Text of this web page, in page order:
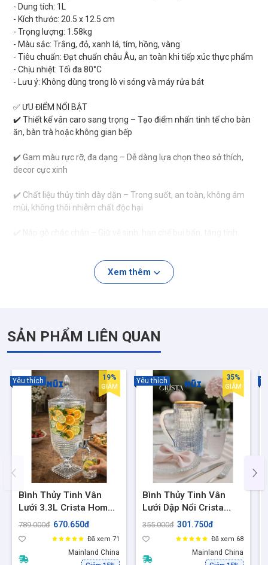
- Dung tích: 1L
- Kích thước: 20.5 x 12.5 cm
- Trọng lượng: 1.58kg
- Màu sắc: Trắng, đỏ, xanh lá, tím, hồng, vàng
- Tiêu chuẩn: Đạt chuẩn châu Âu, an toàn khi tiếp xúc thực phẩm
- Chịu nhiệt: Tối đa 80°C
- Lưu ý: Không dùng trong lò vi sóng và máy rửa bát
✅ ƯU ĐIỂM NỔI BẬT
✔️ Thiết kế vân caro sang trọng – Tạo điểm nhấn tinh tế cho bàn
ăn, bàn trà hoặc không gian bếp
✔️ Gam màu rực rỡ, đa dạng – Dễ dàng lựa chọn theo sở thích,
decor cực xinh
✔️ Chất liệu thủy tinh dày dặn – Trong suốt, an toàn, không ám
mùi, không thôi nhiễm chất độc hại
✔️ Dung tích 1L tiện dụng – Phù hợp nhu cầu uống nước mỗi
- Đựng nước lọc, nước detox, trà, nước ép trái cây
- Sử dụng trong gia đình, văn phòng, quán cafe
Xem thêm
SẢN PHẨM LIÊN QUAN
Bình Thủy Tinh Vân
Lưới 3.3L Crista Home
– Bình Đựng Nước
Lạnh Sang Trọng
(60204)
789.000đ 670.650đ
Đã xem 71
Mainland China
Yêu thích 19%
GIẢM
Bình Thủy Tinh Vân
Lưới Dập Nổi Crista
Home 1L Có Nắp Tre –
Decor Sang Trọng
355.000đ 301.750đ
Đã xem 68
Mainland China
Yêu thích 35%
GIẢM